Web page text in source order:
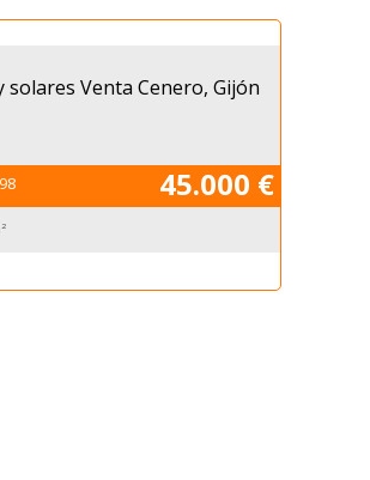
solares Venta Cenero, Gijón
45.000 €